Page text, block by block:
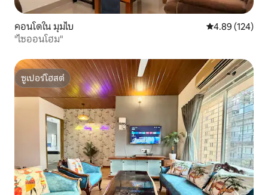
คอนโดใน มุมไบ คะแนนเฉลี่ย
4.89 (124)
"ไซออนโฮม"
ซูเปอร์โฮสต์
ซูเปอร์โฮสต์